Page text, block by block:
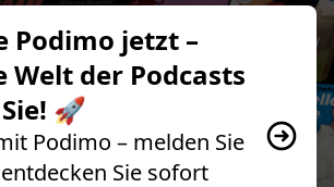
Podimo jetzt –
Welt der Podcasts
🚀
Podimo – melden Sie
Sie sofort